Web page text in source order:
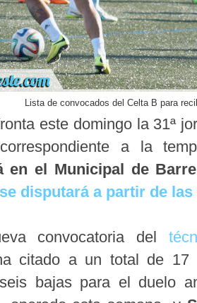
Lista de convocados del Celta B para
este domingo la 31ª
a la
en el Municipal de
disputará a partir de las
convocatoria del
citado a un total de 17
bajas para el duelo